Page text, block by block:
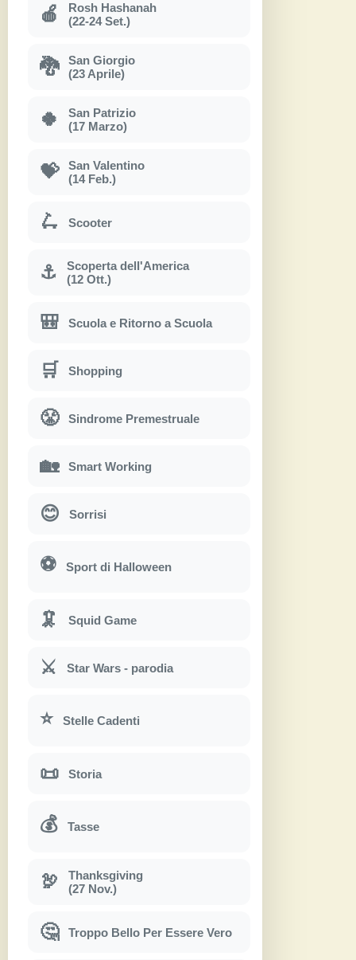
🍎
Rosh Hashanah
(22-24 Set.)
🐉
San Giorgio
(23 Aprile)
🍀
San Patrizio
(17 Marzo)
💝
San Valentino
(14 Feb.)
🛴 Scooter
⚓
Scoperta dell'America
(12 Ott.)
🎒 Scuola e Ritorno a Scuola
🛒 Shopping
😤 Sindrome Premestruale
🏡 Smart Working
😊 Sorrisi
⚽ Sport di Halloween
🦑 Squid Game
⚔ Star Wars - parodia
⭐ Stelle Cadenti
📜 Storia
💰 Tasse
🦃
Thanksgiving
(27 Nov.)
🤔 Troppo Bello Per Essere Vero